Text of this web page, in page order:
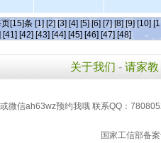
[15]条 [1] [2] [3] [4] [5] [6] [7] [8] [9] [10]
[41] [42] [43] [44] [45] [46] [47] [48]
关于我们 - 请家教
微信ah63wz预约我哦 联系QQ：
国家工信部备